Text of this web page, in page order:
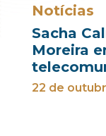
Notícias
Sacha
Moreira
22 de